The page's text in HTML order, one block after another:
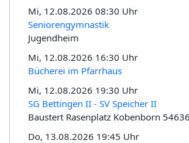
Mi, 12.08.2026 08:30 Uhr
Seniorengymnastik
Jugendheim
Mi, 12.08.2026 16:30 Uhr
Bücherei im Pfarrhaus
Mi, 12.08.2026 19:30 Uhr
SG Bettingen II - SV Speicher II
Baustert Rasenplatz Kobenborn
Do, 13.08.2026 19:45 Uhr